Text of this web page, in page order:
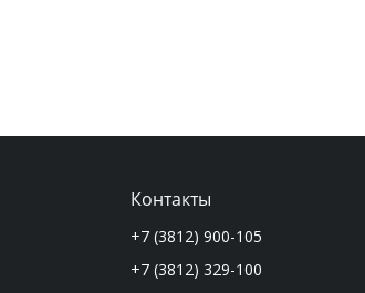
Контакты
+7 (3812) 900-105
+7 (3812) 329-100